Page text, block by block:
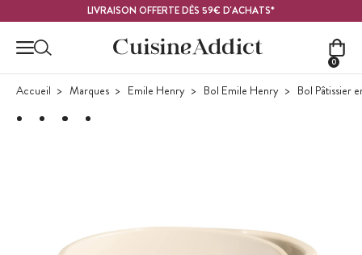
LIVRAISON OFFERTE DÈS 59€ D'ACHATS*
0
Accueil Marques Emile Henry Bol Emile Henry Bol Pâtissier